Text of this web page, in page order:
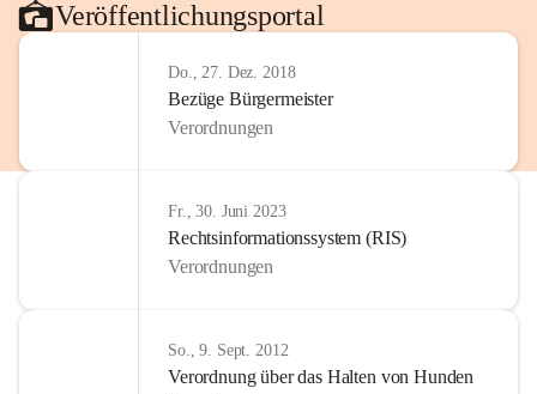
Veröffentlichungsportal
Do., 27. Dez. 2018
Bezüge Bürgermeister
Verordnungen
Fr., 30. Juni 2023
Rechtsinformationssystem (RIS)
Verordnungen
So., 9. Sept. 2012
Verordnung über das Halten von Hunden